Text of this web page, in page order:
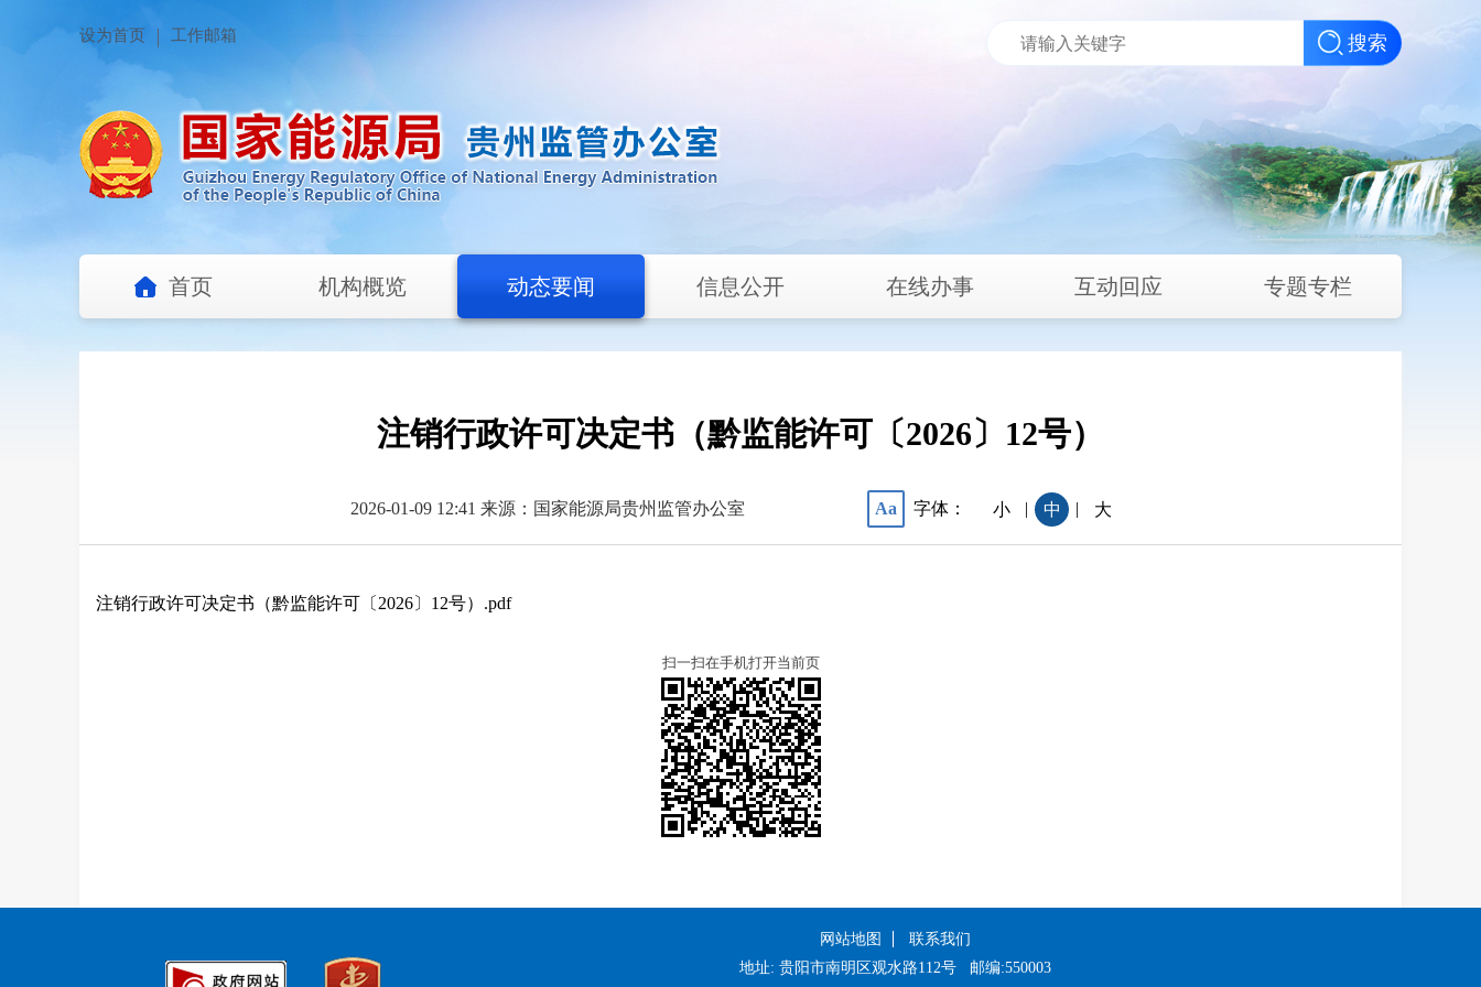
设为首页 工作邮箱 搜索
首页 机构概览 动态要闻 信息公开 在线办事 互动回应 专题专栏
注销行政许可决定书（黔监能许可〔2026〕12号）
2026-01-09 12:41 来源：国家能源局贵州监管办公室 Aa 字体： 小 | 中 | 大
注销行政许可决定书（黔监能许可〔2026〕12号）.pdf
扫一扫在手机打开当前页
网站地图
联系我们
地址: 贵阳市南明区观水路112号
邮编:550003